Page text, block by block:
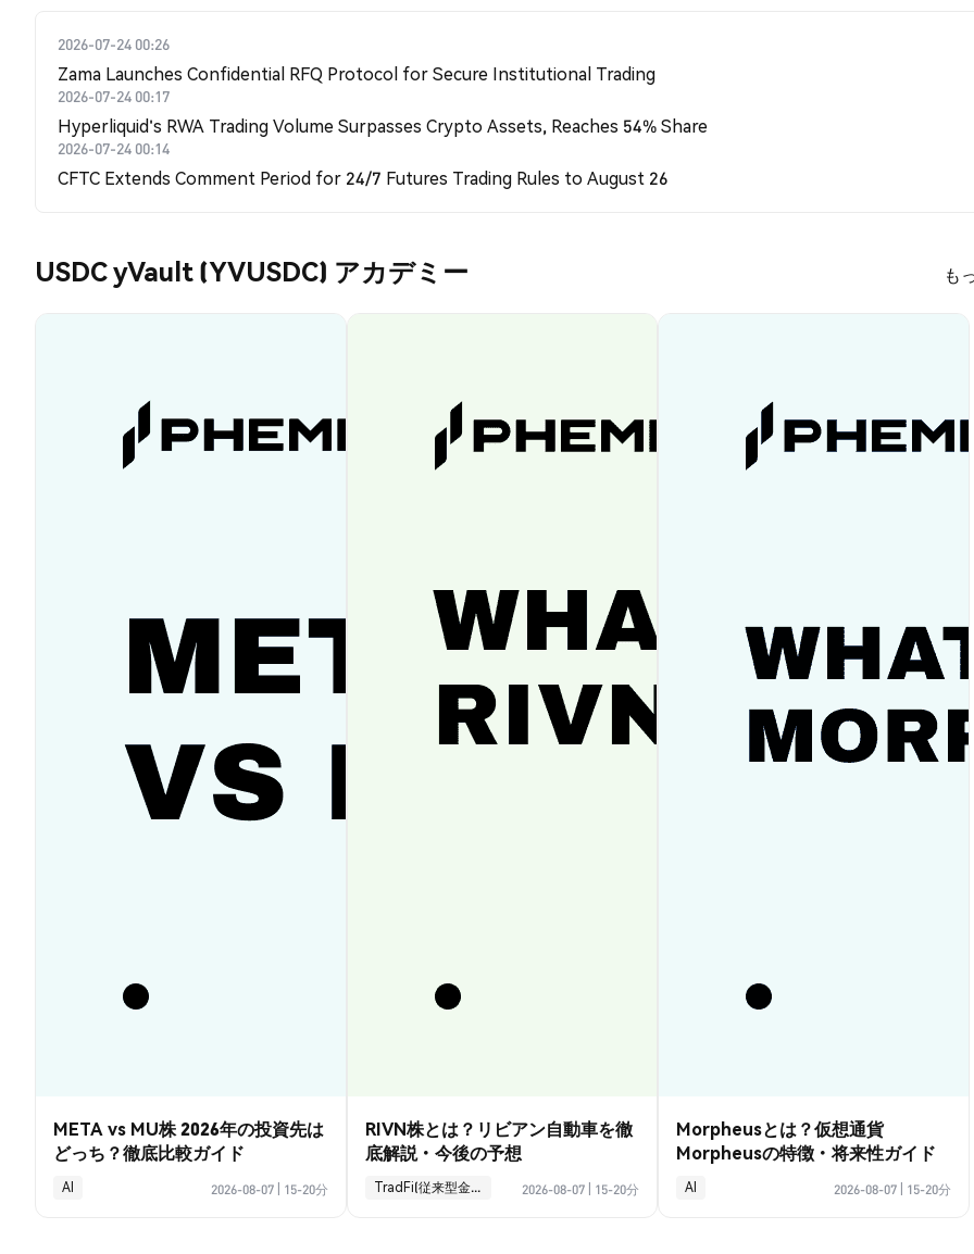
2026-07-24 00:26
Zama Launches Confidential RFQ Protocol for Secure Institutional Trading
2026-07-24 00:17
Hyperliquid's RWA Trading Volume Surpasses Crypto Assets, Reaches 54% Share
2026-07-24 00:14
CFTC Extends Comment Period for 24/7 Futures Trading Rules to August 26
USDC yVault (YVUSDC) アカデミー も
META vs MU株 2026年の投資先は
どっち？徹底比較ガイド
AI 2026-08-07 15-20分
RIVN株とは？リビアン自動車を徹
底解説・今後の予想
TradFi(従来型金融) 2026-08-07 15-20分
Morpheusとは？仮想通貨
Morpheusの特徴・将来性ガイド
AI 2026-08-07 15-20分